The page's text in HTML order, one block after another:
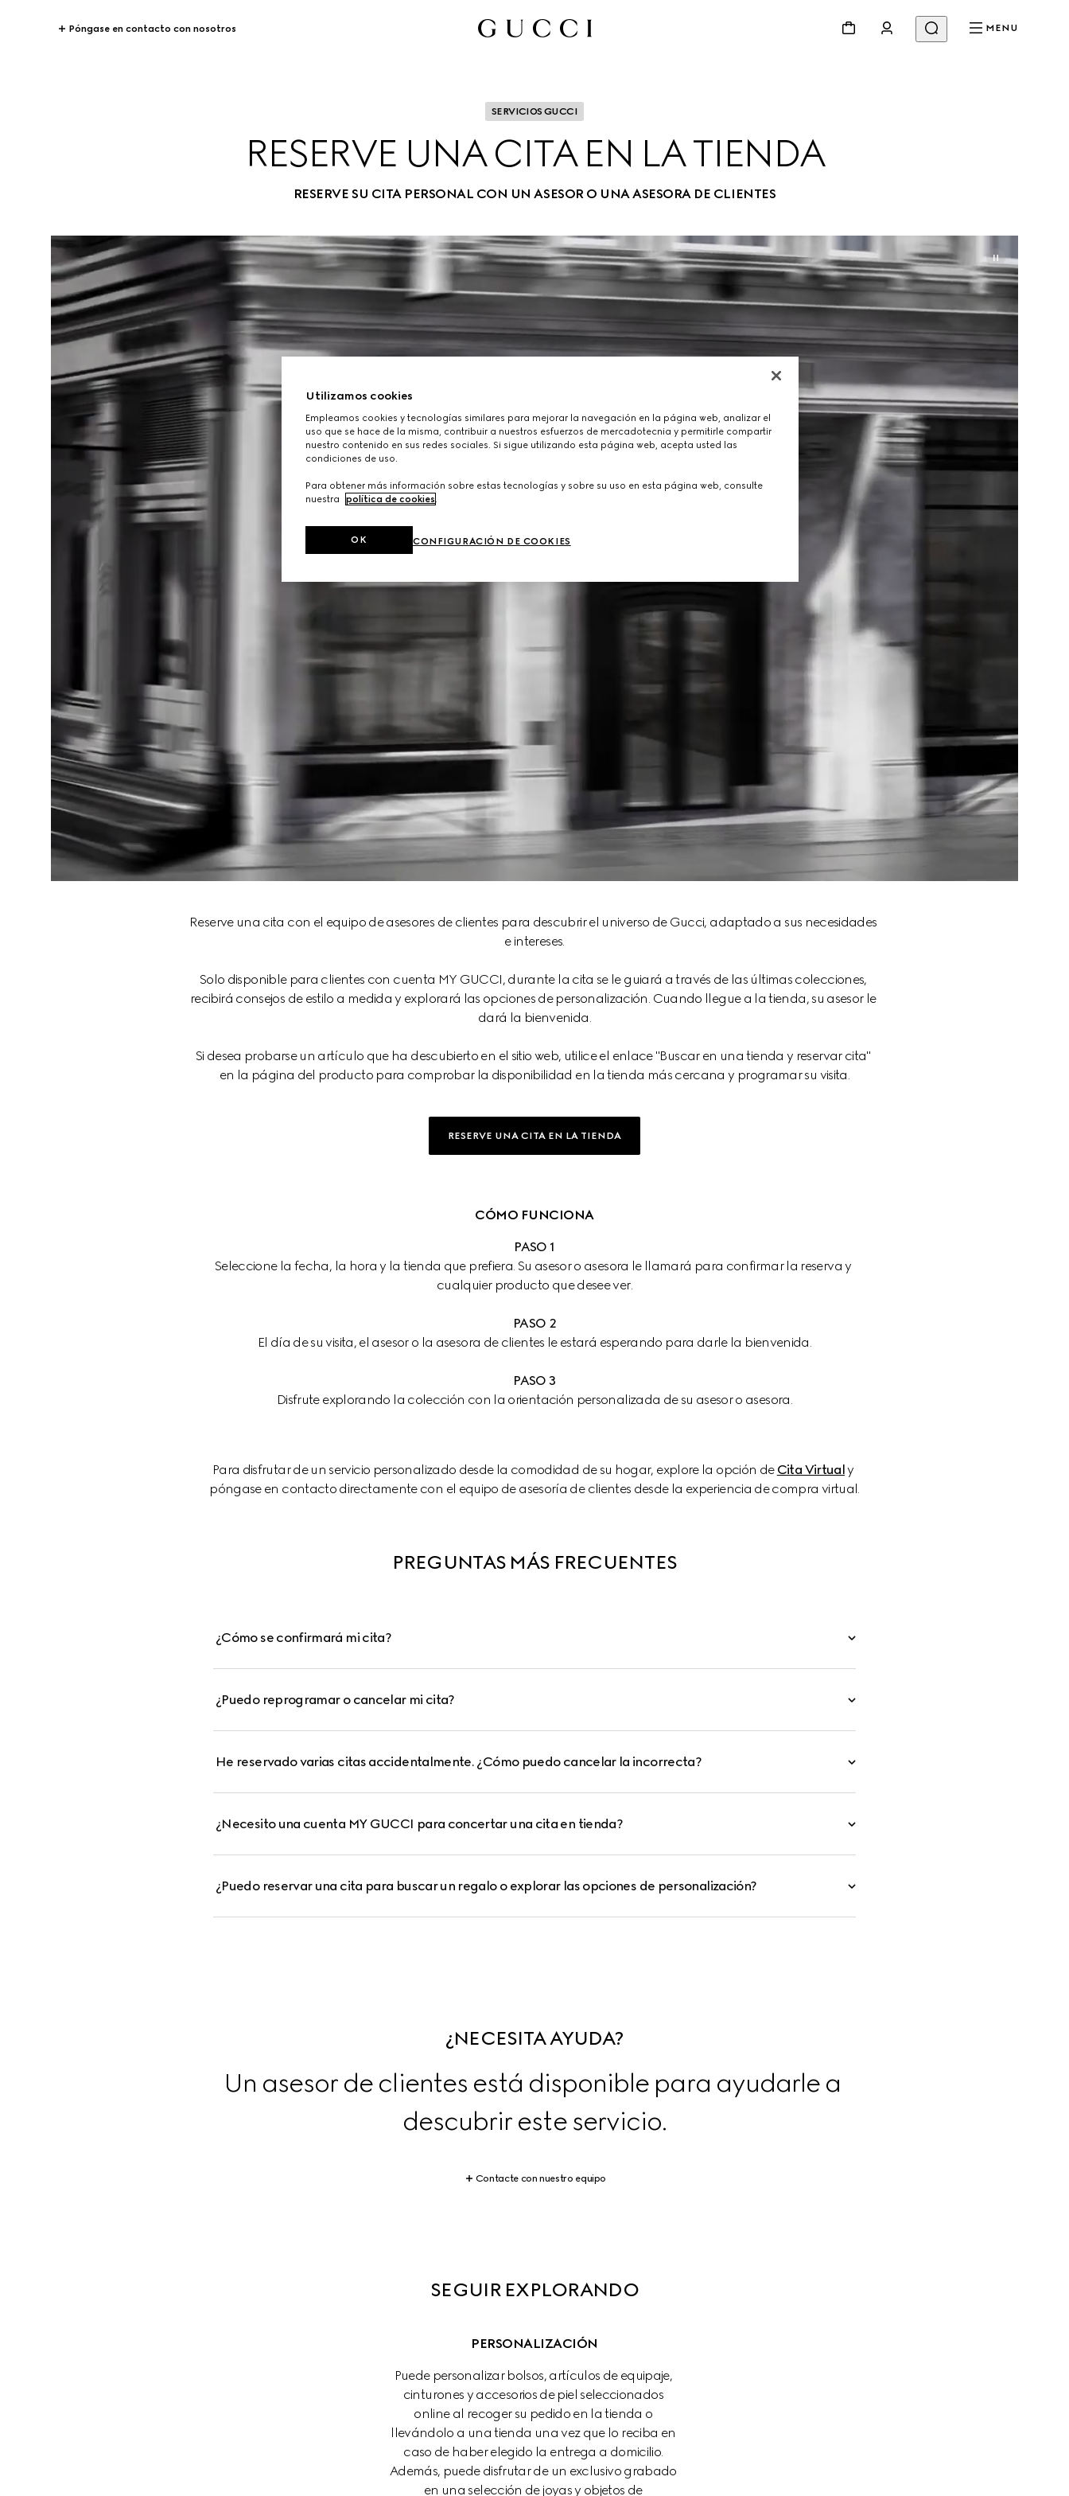
Póngase en contacto con nosotros MENU
SERVICIOS GUCCI
RESERVE UNA CITA EN LA TIENDA
RESERVE SU CITA PERSONAL CON UN ASESOR O UNA ASESORA DE CLIENTES
Reserve una cita con el equipo de asesores de clientes para descubrir el universo de Gucci, adaptado a sus necesidades
e intereses.
Solo disponible para clientes con cuenta MY GUCCI, durante la cita se le guiará a través de las últimas colecciones,
recibirá consejos de estilo a medida y explorará las opciones de personalización. Cuando llegue a la tienda, su asesor le
dará la bienvenida.
Si desea probarse un artículo que ha descubierto en el sitio web, utilice el enlace "Buscar en una tienda y reservar cita"
en la página del producto para comprobar la disponibilidad en la tienda más cercana y programar su visita.
RESERVE UNA CITA EN LA TIENDA
CÓMO FUNCIONA
PASO 1
Seleccione la fecha, la hora y la tienda que prefiera. Su asesor o asesora le llamará para confirmar la reserva y
cualquier producto que desee ver.
PASO 2
El día de su visita, el asesor o la asesora de clientes le estará esperando para darle la bienvenida.
PASO 3
Disfrute explorando la colección con la orientación personalizada de su asesor o asesora.
Para disfrutar de un servicio personalizado desde la comodidad de su hogar, explore la opción de Cita Virtual y
póngase en contacto directamente con el equipo de asesoría de clientes desde la experiencia de compra virtual.
PREGUNTAS MÁS FRECUENTES
¿Cómo se confirmará mi cita?
¿Puedo reprogramar o cancelar mi cita?
He reservado varias citas accidentalmente. ¿Cómo puedo cancelar la incorrecta?
¿Necesito una cuenta MY GUCCI para concertar una cita en tienda?
¿Puedo reservar una cita para buscar un regalo o explorar las opciones de personalización?
¿NECESITA AYUDA?
Un asesor de clientes está disponible para ayudarle a
descubrir este servicio.
Contacte con nuestro equipo
SEGUIR EXPLORANDO
PERSONALIZACIÓN
Puede personalizar bolsos, artículos de equipaje,
cinturones y accesorios de piel seleccionados
online al recoger su pedido en la tienda o
llevándolo a una tienda una vez que lo reciba en
caso de haber elegido la entrega a domicilio.
Además, puede disfrutar de un exclusivo grabado
en una selección de joyas y objetos de
Utilizamos cookies
Empleamos cookies y tecnologías similares para mejorar la navegación en la página web, analizar el
uso que se hace de la misma, contribuir a nuestros esfuerzos de mercadotecnia y permitirle compartir
nuestro contenido en sus redes sociales. Si sigue utilizando esta página web, acepta usted las
condiciones de uso.
Para obtener más información sobre estas tecnologías y sobre su uso en esta página web, consulte
nuestra
política de cookies.
CONFIGURACIÓN DE COOKIES
OK